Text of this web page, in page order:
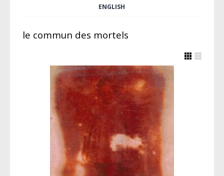
ENGLISH
le commun des mortels